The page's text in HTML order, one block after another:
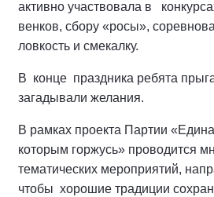
активно участвовала в
венков, сбору «росы»,
ловкость и смекалку.
В конце праздника ребята
загадывали желания.
В рамках проекта Партии
которым горжусь» проводится
тематических мероприятий,
чтобы хорошие традиции